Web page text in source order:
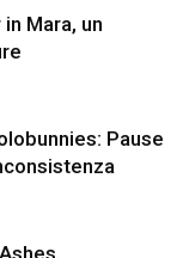
Mara, un
Pause